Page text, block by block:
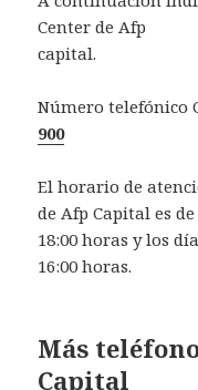
Center de Afp
Número telefónico
900
El horario de
de Afp Capital es
18:00 horas y los
16:00 horas.
Más
Capital